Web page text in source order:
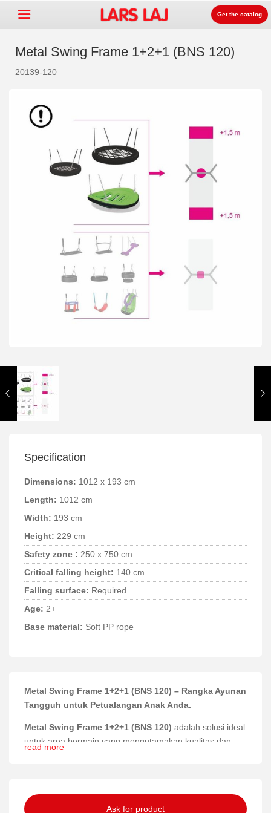
Park & street furniture
+
Surface +
Order catalog
LarsLaj Worldwide
Lars Laj on Facebook
Get the catalog
Metal Swing Frame 1+2+1 (BNS 120)
20139-120
Specification
Dimensions: 1012 x 193 cm
Length: 1012 cm
Width: 193 cm
Height: 229 cm
Safety zone : 250 x 750 cm
Critical falling height: 140 cm
Falling surface: Required
Age: 2+
Base material: Soft PP rope
Metal Swing Frame 1+2+1 (BNS 120) – Rangka Ayunan
Tangguh untuk Petualangan Anak Anda.
Metal Swing Frame 1+2+1 (BNS 120) adalah solusi ideal
untuk area bermain yang mengutamakan kualitas dan
bagi anak-anak usia 2 tahun ke atas.
read more
Ask for product